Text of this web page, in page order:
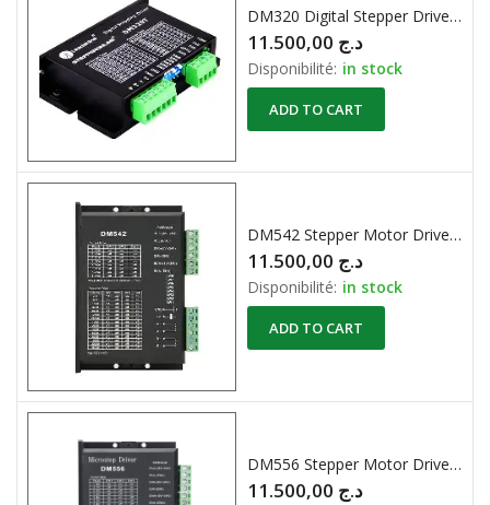
DM320 Digital Stepper Driver 0.3-2.2A 18-30VDC for Nema 8, 11, 14, 16, 17
د.ج
Disponibilité: in stock
ADD TO CART
DM542 Stepper Motor Driver For 57 and 86 Series 2-phase Digital Stepper Motor Driver
د.ج
Disponibilité: in stock
ADD TO CART
DM556 Stepper Motor Driver For 57 and 86 Series 2-phase Digital Stepper Motor Driver 20V a 50V DC / 1.4A a 5.6A
د.ج